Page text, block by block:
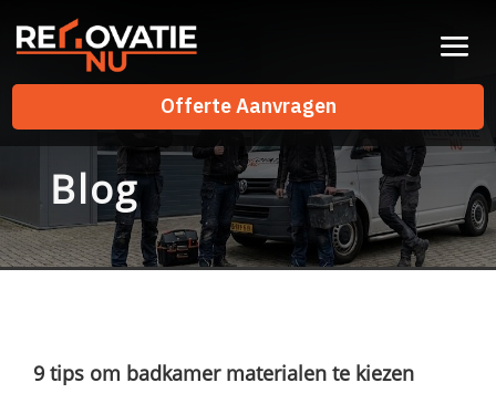
Offerte Aanvragen
Offerte Aanvragen
Blog
9 tips om badkamer materialen te kiezen